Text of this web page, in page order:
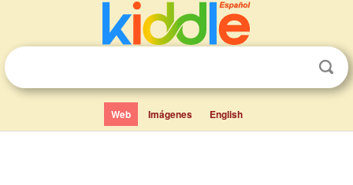
Web Imágenes English